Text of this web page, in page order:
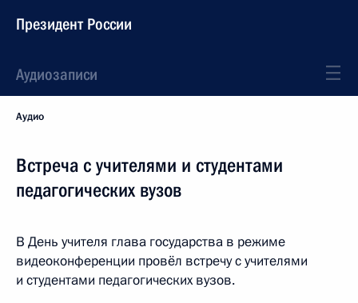
Президент России
Аудиозаписи
Аудио
Встреча с учителями и студентами
педагогических вузов
В День учителя глава государства в режиме
видеоконференции провёл встречу с учителями
и студентами педагогических вузов.